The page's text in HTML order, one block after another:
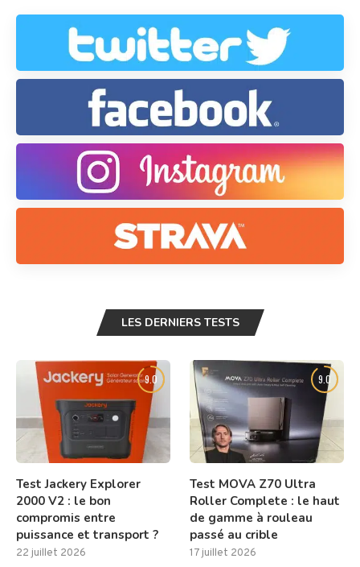
LES DERNIERS TESTS
9.0
Test Jackery Explorer
2000 V2 : le bon
compromis entre
puissance et transport ?
22 juillet 2026
9.0
Test MOVA Z70 Ultra
Roller Complete : le haut
de gamme à rouleau
passé au crible
17 juillet 2026